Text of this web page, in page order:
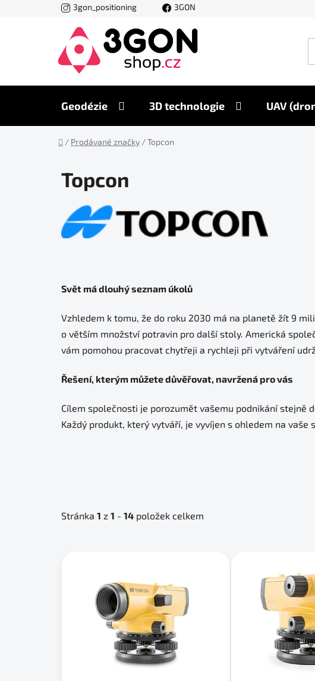
3gon_positioning 3GON
Geodézie 3D technologie UAV
Domů
/ Prodávané značky /Topcon
Topcon
Svět má dlouhý seznam úkolů
Vzhledem k tomu, že do roku 2030 má na planetě žít 9
o větším množství potravin pro další stoly. Americká
vám pomohou pracovat chytřeji a rychleji při vytváření
Řešení, kterým můžete důvěřovat, navržená pro vás
Cílem společnosti je porozumět vašemu podnikání stejně
Každý produkt, který vytváří, je vyvíjen s ohledem na vaše
Stránka 1 z 1 - 14 položek celkem